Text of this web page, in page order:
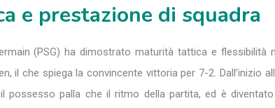
e prestazione di squadra
(PSG) ha dimostrato maturità tattica e flessibilità
il che spiega la convincente vittoria per 7-2. Dall’inizio
possesso palla che il ritmo della partita, ed è